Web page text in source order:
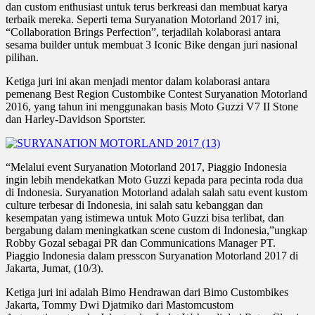
dan custom enthusiast untuk terus berkreasi dan membuat karya
terbaik mereka. Seperti tema Suryanation Motorland 2017 ini,
“Collaboration Brings Perfection”, terjadilah kolaborasi antara
sesama builder untuk membuat 3 Iconic Bike dengan juri nasional
pilihan.
Ketiga juri ini akan menjadi mentor dalam kolaborasi antara
pemenang Best Region Custombike Contest Suryanation Motorland
2016, yang tahun ini menggunakan basis Moto Guzzi V7 II Stone
dan Harley-Davidson Sportster.
“Melalui event Suryanation Motorland 2017, Piaggio Indonesia
ingin lebih mendekatkan Moto Guzzi kepada para pecinta roda dua
di Indonesia. Suryanation Motorland adalah salah satu event kustom
culture terbesar di Indonesia, ini salah satu kebanggan dan
kesempatan yang istimewa untuk Moto Guzzi bisa terlibat, dan
bergabung dalam meningkatkan scene custom di Indonesia,”ungkap
Robby Gozal sebagai PR dan Communications Manager PT.
Piaggio Indonesia dalam presscon Suryanation Motorland 2017 di
Jakarta, Jumat, (10/3).
Ketiga juri ini adalah Bimo Hendrawan dari Bimo Custombikes
Jakarta, Tommy Dwi Djatmiko dari Mastomcustom